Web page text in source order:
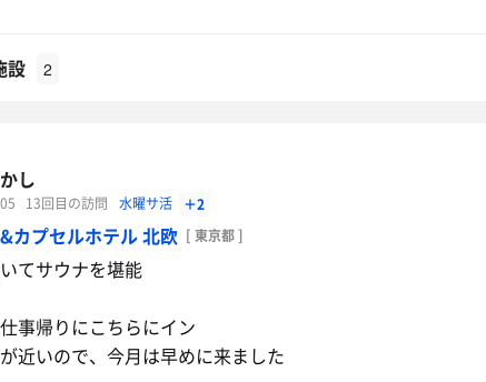
設 2
し
13回目の訪問 水曜サ活 ＋2
カプセルホテル 北欧 [ 東京都 ]
てサウナを堪能
事帰りにこちらにイン
近いので、今月は早めに来ました